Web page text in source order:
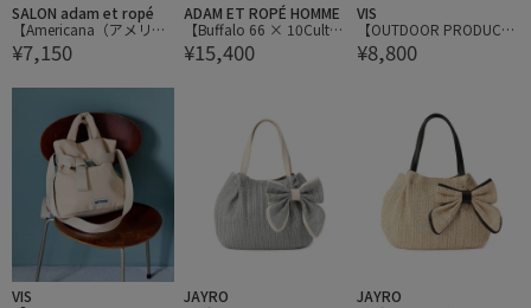
SALON adam et ropé
【Americana（アメリカ
ーナ）】ハードウォッシ
ュケーキトートバッグ
¥7,150
ADAM ET ROPÉ HOMME
【Buffalo 66 × 10Cultur
e for ADAM ET ROPE'】B
uffalo 66 TOTE BAG
¥15,400
VIS
【OUTDOOR PRODUCT
S】VIS別注 2WAYスエー
ドベルト付きトートバッ
¥8,800
VIS
JAYRO
JAYRO